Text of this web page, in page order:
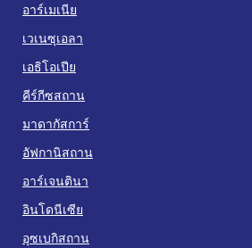
อาร์เมเนีย
เวเนซุเอลา
เอธิโอเปีย
คีร์กีซสถาน
มาดากัสการ์
อัฟกานิสถาน
อาร์เจนตินา
อินโดนีเซีย
อุซเบกิสถาน